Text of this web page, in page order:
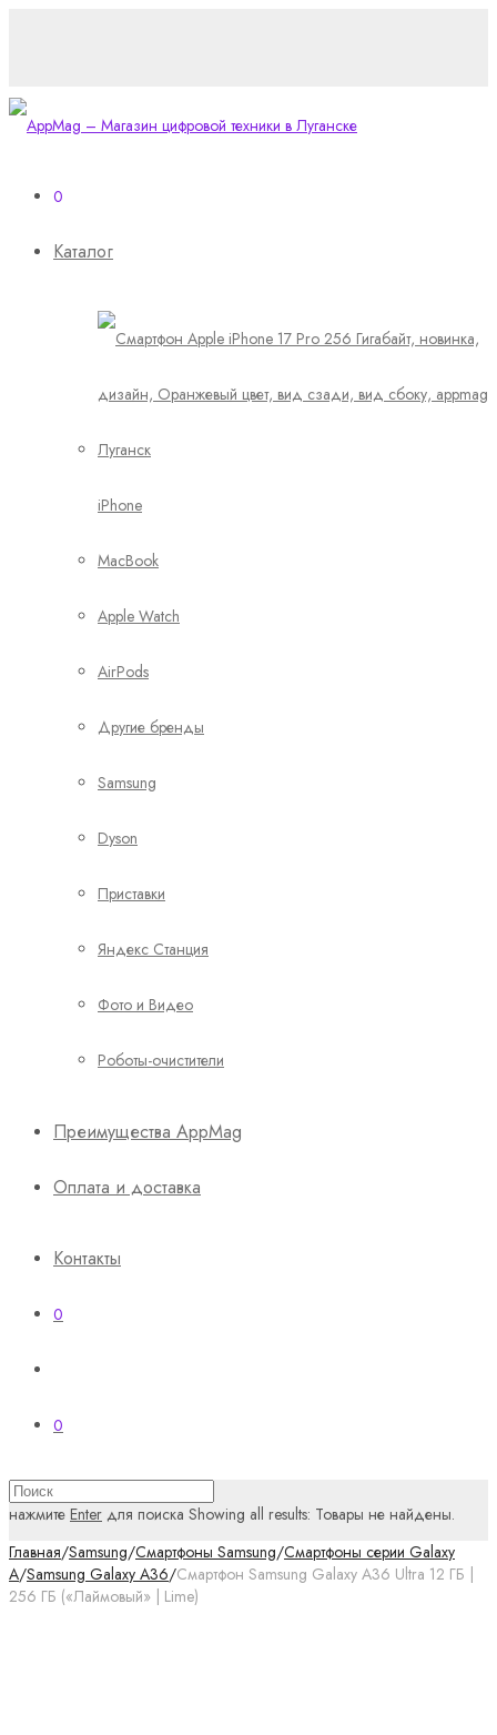
0
Каталог
iPhone
MacBook
Apple Watch
AirPods
Другие бренды
Samsung
Dyson
Приставки
Яндекс Станция
Фото и Видео
Роботы-очистители
Преимущества AppMag
Оплата и доставка
Контакты
0
0
нажмите Enter для поиска Showing all results: Товары не найдены.
Главная/Samsung/Смартфоны Samsung/Смартфоны серии Galaxy
A/Samsung Galaxy A36/Смартфон Samsung Galaxy A36 Ultra 12 ГБ |
256 ГБ («Лаймовый» | Lime)